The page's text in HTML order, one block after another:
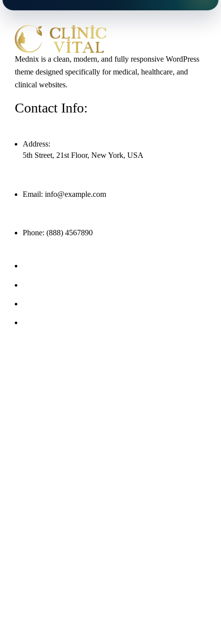
Mednix is a clean, modern, and fully responsive WordPress
theme designed specifically for medical, healthcare, and
clinical websites.
Contact Info:
Address:
5th Street, 21st Floor, New York, USA
Email: info@example.com
Phone: (888) 4567890